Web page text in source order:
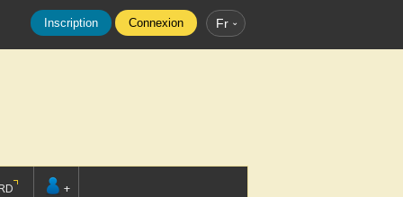
Inscription Connexion Fr
+